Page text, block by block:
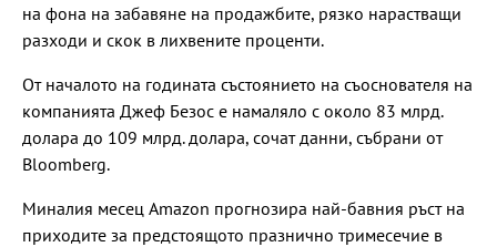
на фона на забавяне на продажбите, рязко нарастващи
разходи и скок в лихвените проценти.
От началото на годината състоянието на съоснователя на
компанията Джеф Безос е намаляло с около 83 млрд.
долара до 109 млрд. долара, сочат данни, събрани от
Bloomberg.
Миналия месец Amazon прогнозира най-бавния ръст на
приходите за предстоящото празнично тримесечие в